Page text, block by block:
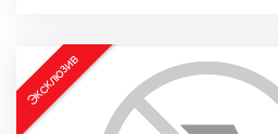
Эксклюзив